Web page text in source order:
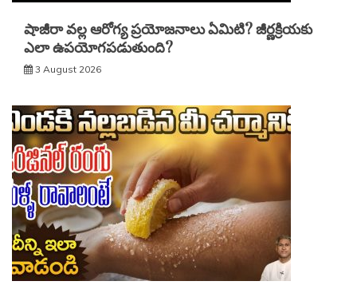
షాజీరా వల్ల ఆరోగ్య ప్రయోజనాలు ఏమిటి? జీర్ణక్రియకు
ఎలా ఉపయోగపడుతుంది?
3 August 2026